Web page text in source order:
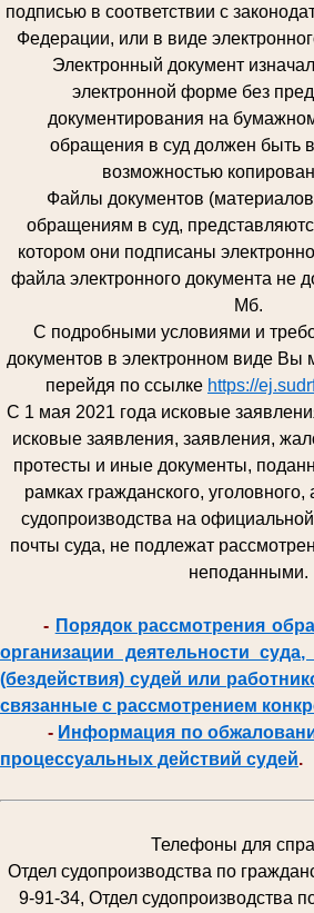
подписью в соответствии с
Федерации, или в виде
Электронный документ
электронной форме без
документирования на
обращения в суд должен быть
возможностью
Файлы документов
обращениям в суд,
котором они подписаны
файла электронного документа не
Мб.
С подробными условиями и
документов в электронном виде Вы
перейдя по ссылке https://
С 1 мая 2021 года исковые
исковые заявления, заявления,
протесты и иные документы,
рамках гражданского,
судопроизводства на
почты суда, не подлежат
неподанными.
- Порядок рассмотрения
организации деятельности
(бездействия) судей или
связанные с рассмотрением
- Информация по
процессуальных действий судей.
Телефоны для
Отдел судопроизводства по
9-91-34, Отдел судопроизводства